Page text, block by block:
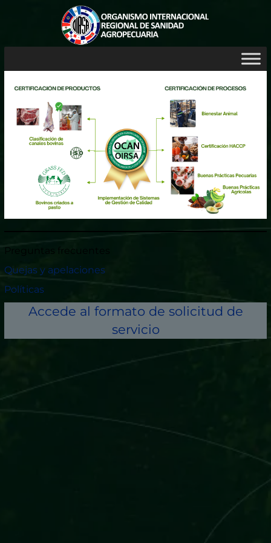
Preguntas frecuentes
Quejas y apelaciones
Políticas
Accede al formato de solicitud de
servicio